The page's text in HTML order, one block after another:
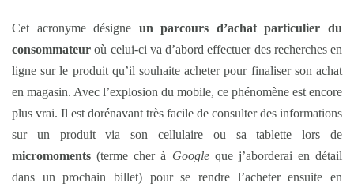
Cet acronyme désigne un parcours d’achat particulier du
consommateur où celui-ci va d’abord effectuer des recherches en
ligne sur le produit qu’il souhaite acheter pour finaliser son achat
en magasin. Avec l’explosion du mobile, ce phénomène est encore
plus vrai. Il est dorénavant très facile de consulter des informations
sur un produit via son cellulaire ou sa tablette lors de
micromoments (terme cher à Googleque j’aborderai en détail
dans un prochain billet) pour se rendre l’acheter ensuite en